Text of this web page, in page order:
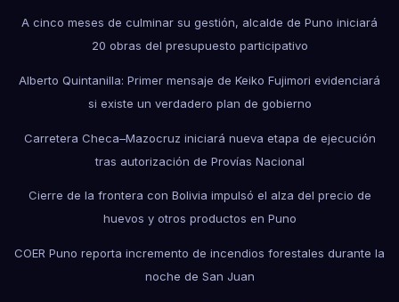
A cinco meses de culminar su gestión, alcalde de Puno iniciará
20 obras del presupuesto participativo
Alberto Quintanilla: Primer mensaje de Keiko Fujimori evidenciará
si existe un verdadero plan de gobierno
Carretera Checa–Mazocruz iniciará nueva etapa de ejecución
tras autorización de Provías Nacional
Cierre de la frontera con Bolivia impulsó el alza del precio de
huevos y otros productos en Puno
COER Puno reporta incremento de incendios forestales durante la
noche de San Juan